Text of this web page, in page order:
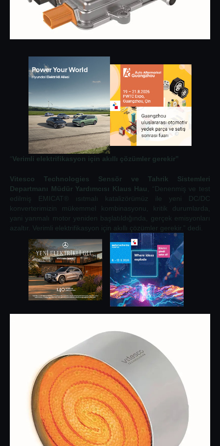
“Verimli elektrifikasyon için akıllı çözümler gerekir”
Vitesco Technologies Sensör ve Tahrik Sistemleri
Departmanı Müdür Yardımcısı Klaus Hau
, “Denenmiş ve test
edilmiş EMICAT® ısıtmalı katalizörümüz ile yeni DC/DC
konverterimizin mükemmel kombinasyonu, kritik durumlarda,
yani yanmalı motor yeniden başlatıldığında, gerçek emisyonları
azaltır. Verimli elektrifikasyon için akıllı çözümler gerekir.” dedi.